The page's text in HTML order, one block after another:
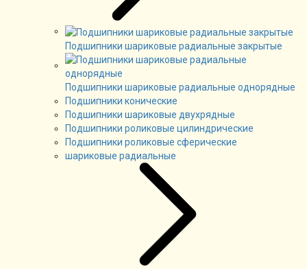
Подшипники шариковые радиальные закрытые
Подшипники шариковые радиальные однорядные
Подшипники конические
Подшипники шариковые двухрядные
Подшипники роликовые цилиндрические
Подшипники роликовые сферические
шариковые радиальные